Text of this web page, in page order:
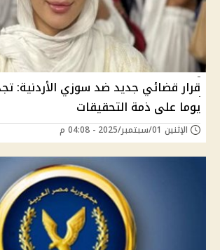
يوما على ذمة التحقيقات
الإثنين 01/سبتمبر/2025 - 04:08 م